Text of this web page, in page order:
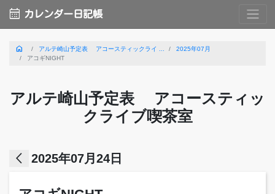
calendar_month カレンダー日記帳
home アルテ崎山予定表 アコースティックライ ...
2025年07月
アコギNIGHT
アルテ崎山予定表 アコースティッ
クライブ喫茶室
arrow_back_ios 2025年07月24日